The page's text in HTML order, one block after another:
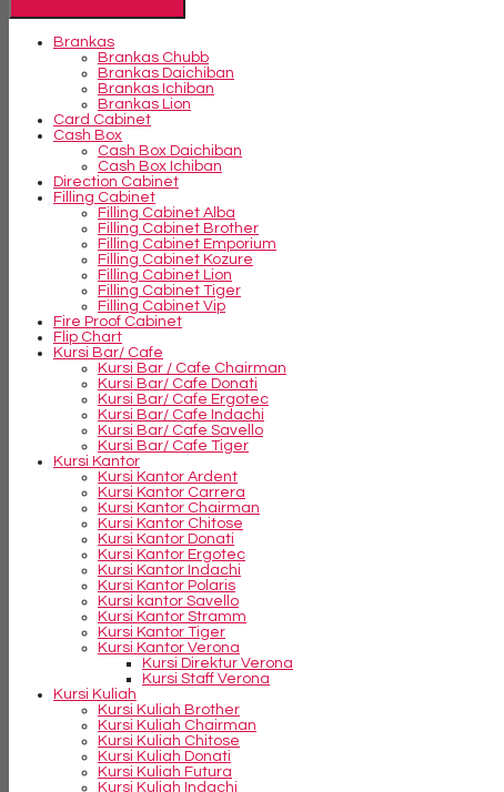
Brankas
Brankas Chubb
Brankas Daichiban
Brankas Ichiban
Brankas Lion
Card Cabinet
Cash Box
Cash Box Daichiban
Cash Box Ichiban
Direction Cabinet
Filling Cabinet
Filling Cabinet Alba
Filling Cabinet Brother
Filling Cabinet Emporium
Filling Cabinet Kozure
Filling Cabinet Lion
Filling Cabinet Tiger
Filling Cabinet Vip
Fire Proof Cabinet
Flip Chart
Kursi Bar/ Cafe
Kursi Bar / Cafe Chairman
Kursi Bar/ Cafe Donati
Kursi Bar/ Cafe Ergotec
Kursi Bar/ Cafe Indachi
Kursi Bar/ Cafe Savello
Kursi Bar/ Cafe Tiger
Kursi Kantor
Kursi Kantor Ardent
Kursi Kantor Carrera
Kursi Kantor Chairman
Kursi Kantor Chitose
Kursi Kantor Donati
Kursi Kantor Ergotec
Kursi Kantor Indachi
Kursi Kantor Polaris
Kursi kantor Savello
Kursi Kantor Stramm
Kursi Kantor Tiger
Kursi Kantor Verona
Kursi Direktur Verona
Kursi Staff Verona
Kursi Kuliah
Kursi Kuliah Brother
Kursi Kuliah Chairman
Kursi Kuliah Chitose
Kursi Kuliah Donati
Kursi Kuliah Futura
Kursi Kuliah Indachi